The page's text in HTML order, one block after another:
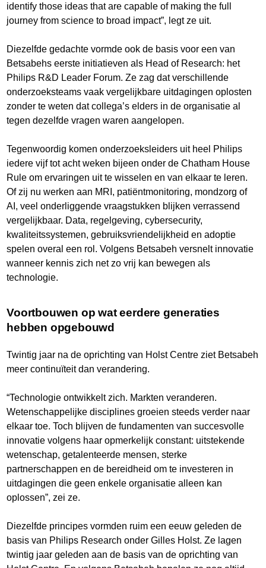
identify those ideas that are capable of making the full
journey from science to broad impact”, legt ze uit.
Diezelfde gedachte vormde ook de basis voor een van
Betsabehs eerste initiatieven als Head of Research: het
Philips R&D Leader Forum. Ze zag dat verschillende
onderzoeksteams vaak vergelijkbare uitdagingen oplosten
zonder te weten dat collega’s elders in de organisatie al
tegen dezelfde vragen waren aangelopen.
Tegenwoordig komen onderzoeksleiders uit heel Philips
iedere vijf tot acht weken bijeen onder de Chatham House
Rule om ervaringen uit te wisselen en van elkaar te leren.
Of zij nu werken aan MRI, patiëntmonitoring, mondzorg of
AI, veel onderliggende vraagstukken blijken verrassend
vergelijkbaar. Data, regelgeving, cybersecurity,
kwaliteitssystemen, gebruiksvriendelijkheid en adoptie
spelen overal een rol. Volgens Betsabeh versnelt innovatie
wanneer kennis zich net zo vrij kan bewegen als
technologie.
Voortbouwen op wat eerdere generaties
hebben opgebouwd
Twintig jaar na de oprichting van Holst Centre ziet Betsabeh
meer continuïteit dan verandering.
“Technologie ontwikkelt zich. Markten veranderen.
Wetenschappelijke disciplines groeien steeds verder naar
elkaar toe. Toch blijven de fundamenten van succesvolle
innovatie volgens haar opmerkelijk constant: uitstekende
wetenschap, getalenteerde mensen, sterke
partnerschappen en de bereidheid om te investeren in
uitdagingen die geen enkele organisatie alleen kan
oplossen”, zei ze.
Diezelfde principes vormden ruim een eeuw geleden de
basis van Philips Research onder Gilles Holst. Ze lagen
twintig jaar geleden aan de basis van de oprichting van